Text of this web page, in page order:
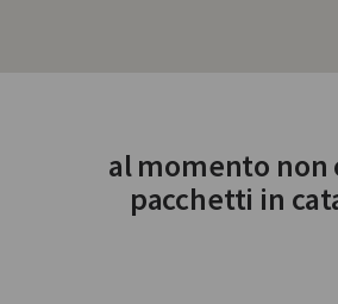
al momento non
pacchetti in